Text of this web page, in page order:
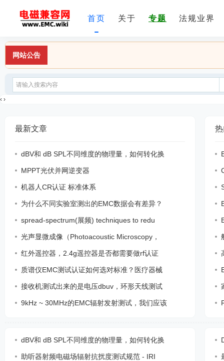
首页 关于 专题 法规业界
网站公告
‹ ›
最新文章
dBV和 dB SPL不同维度的物理量，如何转化换
MPPT光伏并网逆变器
机器人CR认证 标准体系
为什么不同实验室测出的EMC数据会有差异？
spread-spectrum(展频) techniques to redu
光声显微成像（Photoacoustic Microscopy，
红外遥控器，2.4g遥控器是否都需要做rf认证
质谱仪EMC测试认证如何选对标准？医疗器械
接收机测试出来的是电压dbuv，环形天线测试
9kHz ~ 30MHz的EMC辐射发射测试，我们应该
dBV和 dB SPL不同维度的物理量，如何转化换
助听器射频电磁场辐射抗扰度测试规范 - IRI